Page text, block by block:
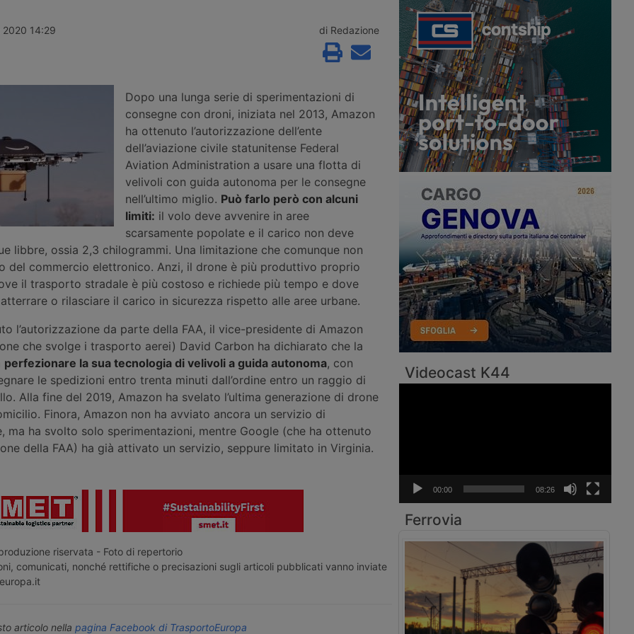
oggetto
La polizia
crescita dei vettori mediorientali,
Nord e frenato dal fenomeno
dell’aviocamionato verso i grandi hub
del Nord Europa. La strategia punta
su digitalizzazione doganale,
cargocity e intermodalità ferroviaria.
2020 14:29 di Redazione
Dopo una lunga serie di sperimentazioni di
consegne con droni, iniziata nel 2013, Amazon
ha ottenuto l’autorizzazione dell’ente
dell’aviazione civile statunitense Federal
Aviation Administration a usare una flotta di
velivoli con guida autonoma per le consegne
nell’ultimo miglio. Può farlo però con alcuni
limiti: il volo deve avvenire in aree
scarsamente popolate e il carico non deve
libbre, ossia 2,3 chilogrammi. Una limitazione che comunque non
del commercio elettronico. Anzi, il drone è più produttivo proprio
il trasporto stradale è più costoso e richiede più tempo e dove
atterrare o rilasciare il carico in sicurezza rispetto alle aree urbane.
l’autorizzazione da parte della FAA, il vice-presidente di Amazon
che svolge i trasporto aerei) David Carbon ha dichiarato che la
perfezionare la sua tecnologia di velivoli a guida autonoma, con
le spedizioni entro trenta minuti dall’ordine entro un raggio di
Alla fine del 2019, Amazon ha svelato l’ultima generazione di drone
Finora, Amazon non ha avviato ancora un servizio di
ma ha svolto solo sperimentazioni, mentre Google (che ha ottenuto
della FAA) ha già attivato un servizio, seppure limitato in Virginia.
riservata - Foto di repertorio
comunicati, nonché rettifiche o precisazioni sugli articoli pubblicati vanno inviate
articolo nella pagina Facebook di TrasportoEuropa
Videocast K44
00:00 08:26
Ferrovia